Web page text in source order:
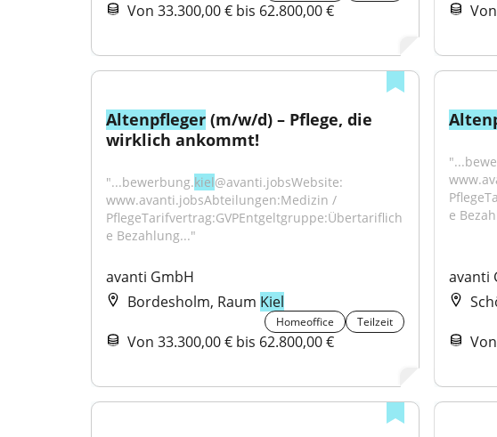
Von 33.300,00 € bis 62.800,00 €
Altenpfleger (m/w/d) – Pflege, die
wirklich ankommt!
"...bewerbung.kiel@avanti.jobsWebsite:
www.avanti.jobsAbteilungen:Medizin /
PflegeTarifvertrag:GVPEntgeltgruppe:Übertariflich
e Bezahlung..."
avanti GmbH
Bordesholm, Raum Kiel
Homeoffice Teilzeit
Von 33.300,00 € bis 62.800,00 €
e
avanti